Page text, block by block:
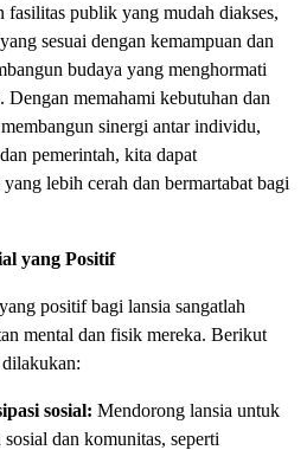
fasilitas publik yang mudah diakses,
sesuai dengan kemampuan dan
budaya yang menghormati
Dengan memahami kebutuhan dan
sinergi antar individu,
pemerintah, kita dapat
lebih cerah dan bermartabat bagi
yang Positif
positif bagi lansia sangatlah
mental dan fisik mereka. Berikut
dilakukan:
sosial: Mendorong lansia untuk
dan komunitas, seperti